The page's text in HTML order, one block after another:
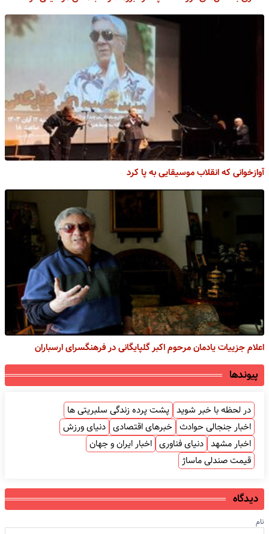
آوازخوانی که انقلاب موسیقایی به پا کرد
اعلام جزییات یادمان مرحوم اکبر گلپایگانی در فرهنگسرای ارسباران
پیوندها
در لحظه با خبر شوید پشت پرده زندگی سلبریتی ها
اخبار جنجالی حوادث خبرهای اقتصادی دنیای ورزش
اخبار مشهد دنیای فناوری اخبار ایران و جهان
قیمت صندلی ماساژ
دیدگاه
نام